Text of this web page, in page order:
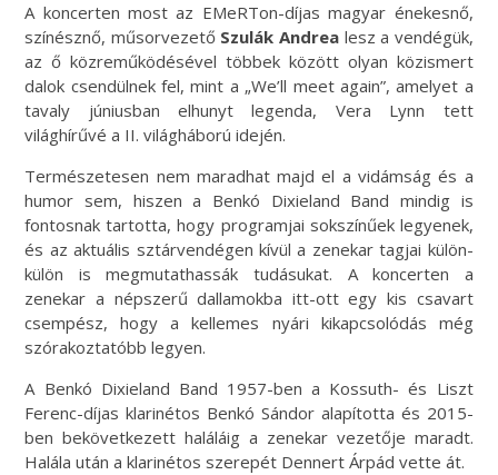
A koncerten most az EMeRTon-díjas magyar énekesnő,
színésznő, műsorvezető Szulák Andrealesz a vendégük,
az ő közreműködésével többek között olyan közismert
dalok csendülnek fel, mint a „We’ll meet again”, amelyet a
tavaly júniusban elhunyt legenda, Vera Lynn tett
világhírűvé a II. világháború idején.
Természetesen nem maradhat majd el a vidámság és a
humor sem, hiszen a Benkó Dixieland Band mindig is
fontosnak tartotta, hogy programjai sokszínűek legyenek,
és az aktuális sztárvendégen kívül a zenekar tagjai külön-
külön is megmutathassák tudásukat. A koncerten a
zenekar a népszerű dallamokba itt-ott egy kis csavart
csempész, hogy a kellemes nyári kikapcsolódás még
szórakoztatóbb legyen.
A Benkó Dixieland Band 1957-ben a Kossuth- és Liszt
Ferenc-díjas klarinétos Benkó Sándor alapította és 2015-
ben bekövetkezett haláláig a zenekar vezetője maradt.
Halála után a klarinétos szerepét Dennert Árpád vette át.